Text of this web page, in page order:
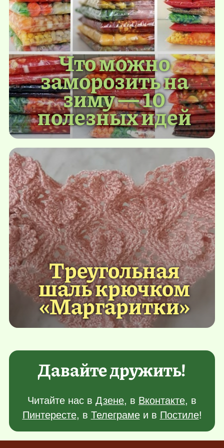
Что можно
заморозить на
зиму — 10
полезных идей
Треугольная
шаль крючком
«Маргаритки»
Давайте дружить!
Читайте нас в Дзене, в Вконтакте, в
Пинтересте, в Телеграмеи в Постиле!